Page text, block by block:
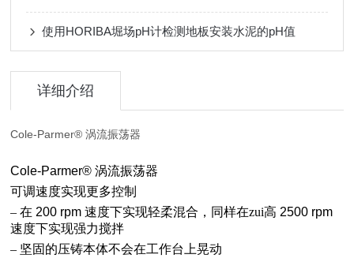
使用HORIBA堀场pH计检测地板安装水泥的pH值
详细介绍
Cole-Parmer® 涡流振荡器
Cole-Parmer® 涡流振荡器
可调速度实现更多控制
– 在 200 rpm 速度下实现轻柔混合，同样在zui高 2500 rpm
速度下实现强力搅拌
– 坚固的压铸本体不会在工作台上晃动